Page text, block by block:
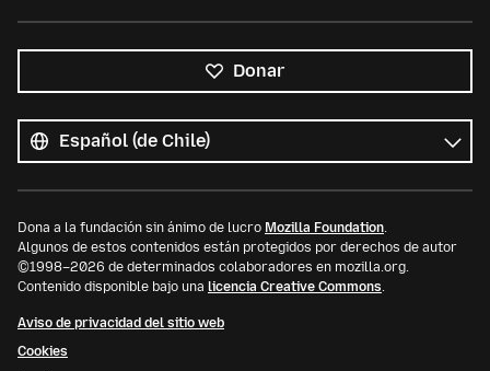
Donar
los
idiomas
Idioma
Dona a la fundación sin ánimo de lucro Mozilla Foundation.
Algunos de estos contenidos están protegidos por derechos de autor
©1998–2026 de determinados colaboradores en mozilla.org.
Contenido disponible bajo una licencia Creative Commons.
Aviso de privacidad del sitio web
Cookies